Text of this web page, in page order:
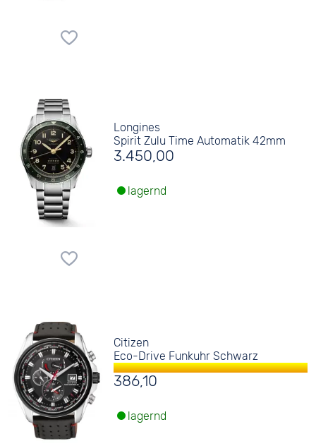
Longines
Spirit Zulu Time Automatik 42mm
3.450,00
lagernd
Citizen
Eco-Drive Funkuhr Schwarz
386,10
lagernd